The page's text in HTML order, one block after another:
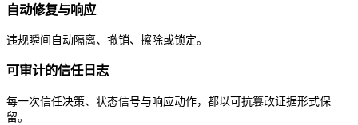
自动修复与响应
违规瞬间自动隔离、撤销、擦除或锁定。
可审计的信任日志
每一次信任决策、状态信号与响应动作，都以可抗篡改证据形式保
留。